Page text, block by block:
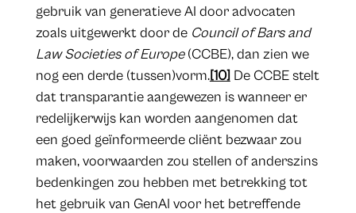
gebruik van generatieve AI door advocaten
zoals uitgewerkt door de Council of Bars and
Law Societies of Europe(CCBE), dan zien we
nog een derde (tussen)vorm.[10] De CCBE stelt
dat transparantie aangewezen is wanneer er
redelijkerwijs kan worden aangenomen dat
een goed geïnformeerde cliënt bezwaar zou
maken, voorwaarden zou stellen of anderszins
bedenkingen zou hebben met betrekking tot
het gebruik van GenAI voor het betreffende